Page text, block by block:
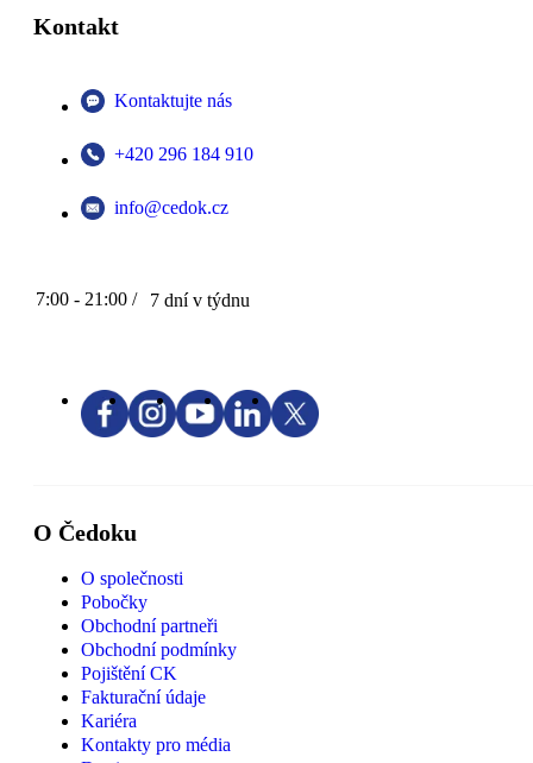
Kontakt
Kontaktujte nás
+420 296 184 910
info@cedok.cz
7:00 - 21:00 / 7 dní v týdnu
O Čedoku
O společnosti
Pobočky
Obchodní partneři
Obchodní podmínky
Pojištění CK
Fakturační údaje
Kariéra
Kontakty pro média